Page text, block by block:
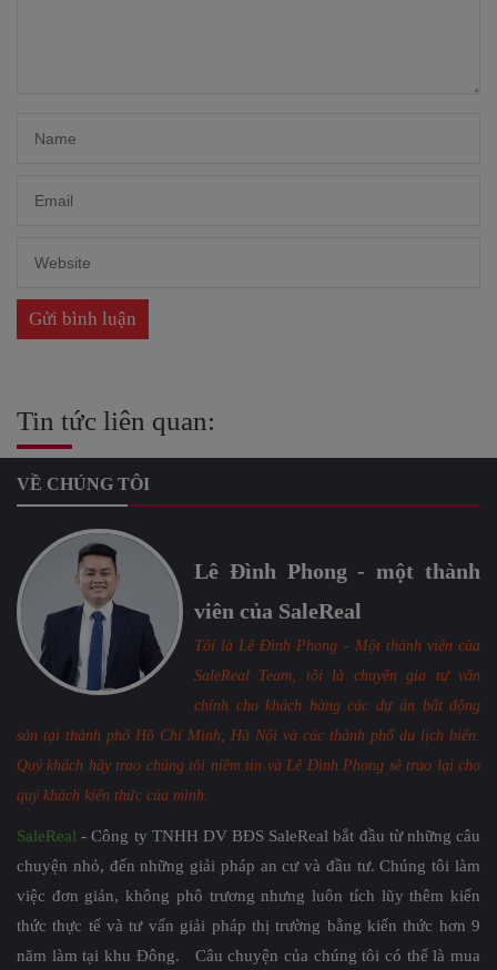
Tin tức liên quan:
VỀ CHÚNG TÔI
Lê Đình Phong - một thành
viên của SaleReal
Tôi là Lê Đình Phong - Một thành viên của
SaleReal Team, tôi là chuyên gia tư vấn
chính cho khách hàng các dự án bất động
sản tại thành phố Hồ Chí Minh, Hà Nội và các thành phố du lịch biển.
Quý khách hãy trao chúng tôi niềm tin và Lê Đình Phong sẽ trao lại cho
quý khách kiến thức của mình.
SaleReal - Công ty TNHH DV BĐS SaleReal bắt đầu từ những câu
chuyện nhỏ, đến những giải pháp an cư và đầu tư. Chúng tôi làm
việc đơn giản, không phô trương nhưng luôn tích lũy thêm kiến
thức thực tế và tư vấn giải pháp thị trường bằng kiến thức hơn 9
năm làm tại khu Đông. Câu chuyện của chúng tôi có thể là mua